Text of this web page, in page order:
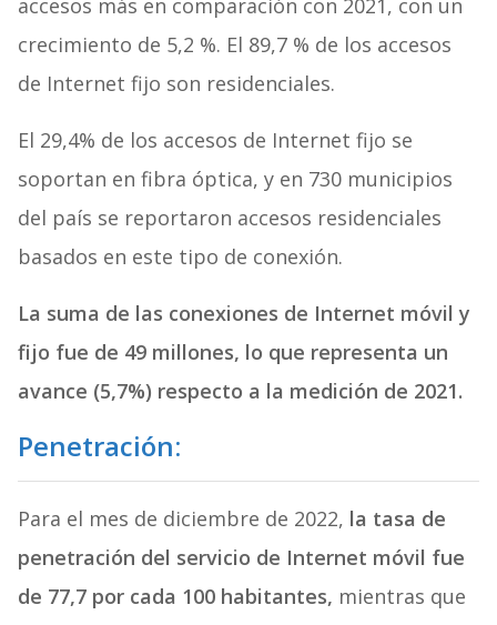
accesos más en comparación con 2021, con un
crecimiento de 5,2 %. El 89,7 % de los accesos
de Internet fijo son residenciales.
El 29,4% de los accesos de Internet fijo se
soportan en fibra óptica, y en 730 municipios
del país se reportaron accesos residenciales
basados en este tipo de conexión.
La suma de las conexiones de Internet móvil y
fijo fue de 49 millones, lo que representa un
avance (5,7%) respecto a la medición de 2021.
Penetración:
Para el mes de diciembre de 2022, la tasa de
penetración del servicio de Internet móvil fue
de 77,7 por cada 100 habitantes, mientras que